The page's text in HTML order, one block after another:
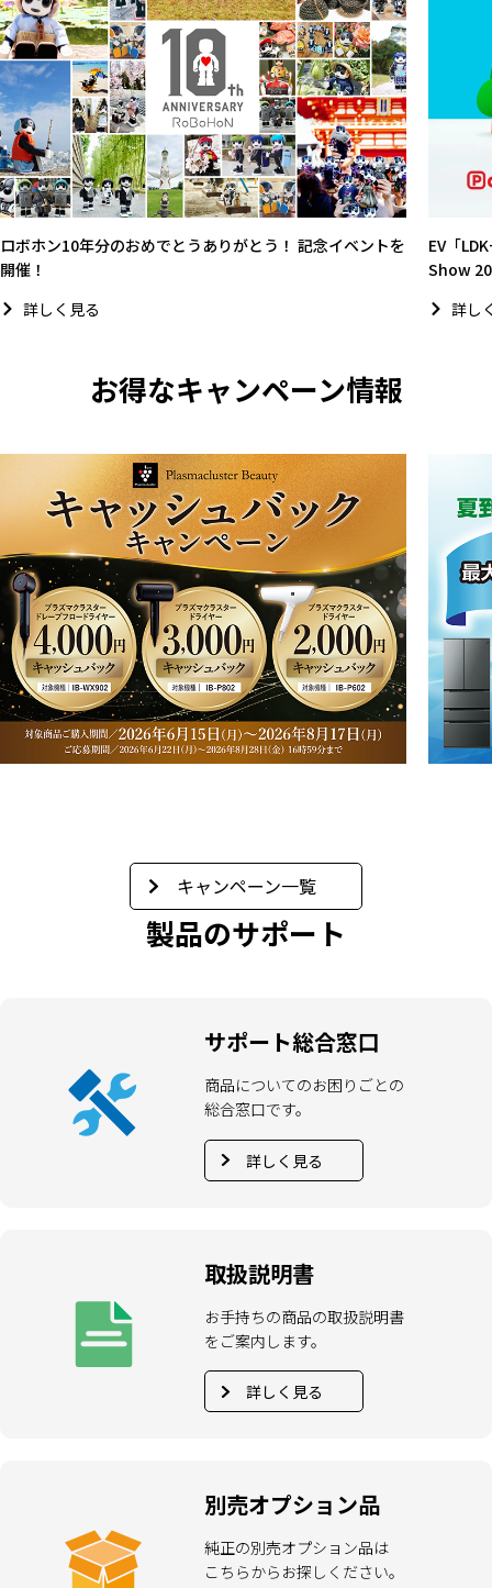
ロボホン10年分のおめでとうありがとう！ 記念イベントを
開催！
詳しく見る
EV「
Show
詳し
お得なキャンペーン情報
キャンペーン一覧
製品のサポート
サポート総合窓口
商品についてのお困りごとの
総合窓口です。
詳しく見る
取扱説明書
お手持ちの商品の取扱説明書
をご案内します。
詳しく見る
別売オプション品
純正の別売オプション品は
こちらからお探しください。